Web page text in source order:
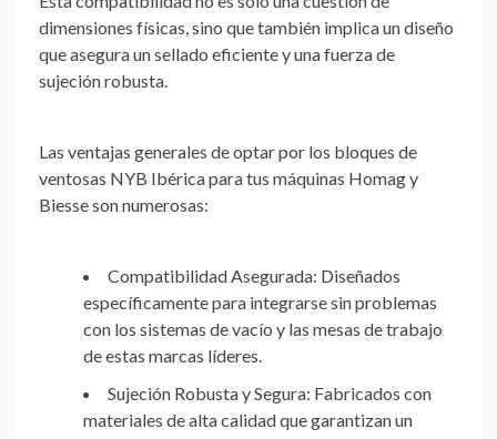
dimensiones físicas, sino que también implica un diseño
que asegura un sellado eficiente y una fuerza de
sujeción robusta.
Las ventajas generales de optar por los bloques de
ventosas NYB Ibérica para tus máquinas Homag y
Biesse son numerosas:
Compatibilidad Asegurada: Diseñados
específicamente para integrarse sin problemas
con los sistemas de vacío y las mesas de trabajo
de estas marcas líderes.
Sujeción Robusta y Segura: Fabricados con
materiales de alta calidad que garantizan un